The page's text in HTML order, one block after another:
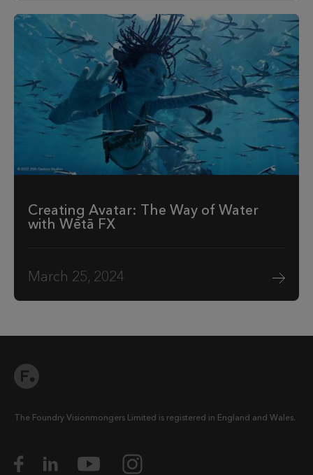
Creating Avatar: The Way of Water
with Wētā FX
March 25, 2024
The Foundry Visionmongers Limited is registered in England and Wales.